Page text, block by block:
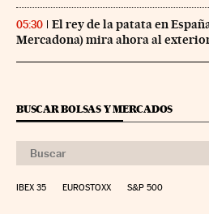
05:30
El rey de la patata en
Mercadona) mira ahora al
BUSCAR BOLSAS Y MERCADOS
IBEX 35 EUROSTOXX S&P 500